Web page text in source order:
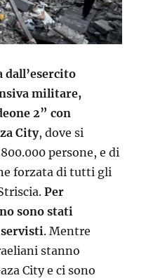
dall’esercito
militare,
2” con
City, dove si
persone, e di
forzata di tutti gli
Per
sono stati
. Mentre
stanno
City e ci sono